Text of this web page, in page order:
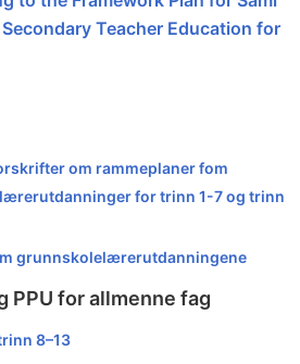
Teacher Education for
om rammeplaner fom
for trinn 1-7 og trinn
grunnskolelærerutdanningene
PPU for allmenne fag
8–13